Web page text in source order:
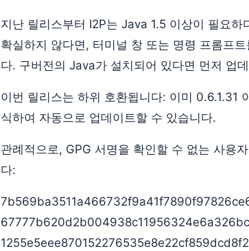
지난 릴리스부터 I2P는 Java 1.5 이상이 필요
확실하지 않다면, 터미널 창 또는 명령 프롬프
다. 구버전의 Java가 설치되어 있다면 먼저 업
이번 릴리스는 하위 호환됩니다: 이미 0.6.1.31
식하여 자동으로 업데이트할 수 있습니다.
관례적으로, GPG 서명을 확인할 수 없는 사용
다: